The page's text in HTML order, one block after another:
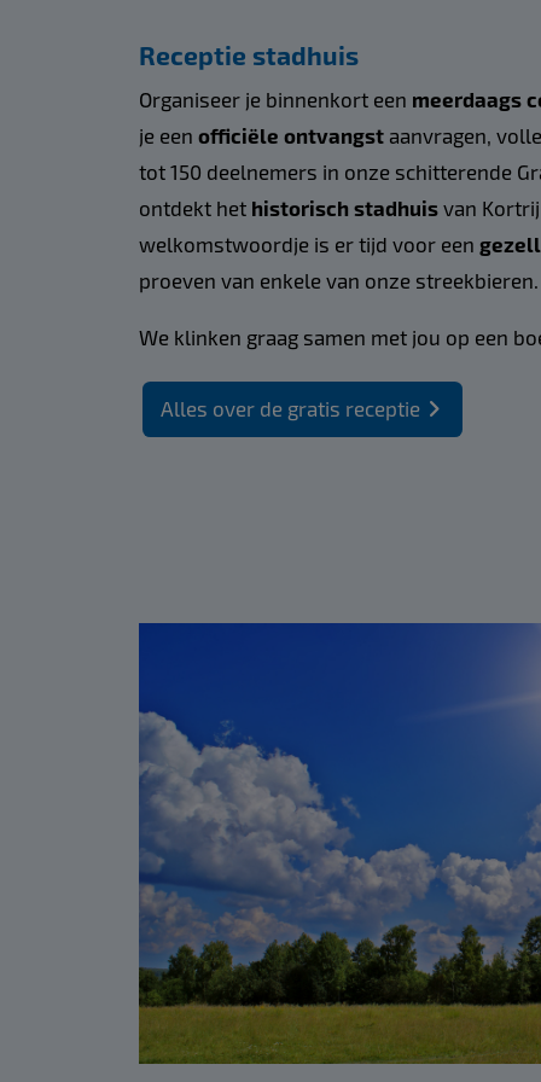
Receptie stadhuis
Organiseer je binnenkort een meerdaags
je een officiële ontvangst aanvragen,
tot 150 deelnemers in onze schitterende
ontdekt het historisch stadhuisvan
welkomstwoordje is er tijd voor een
proeven van enkele van onze streekbieren.
We klinken graag samen met jou op een
Alles over de gratis receptie